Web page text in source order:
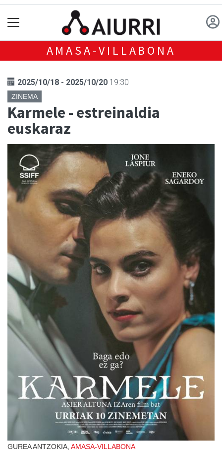
AMASA-VILLABONA
2025/10/18 - 2025/10/20 19:30
ZINEMA
Karmele - estreinaldia
euskaraz
GUREA ANTZOKIA, AMASA-VILLABONA